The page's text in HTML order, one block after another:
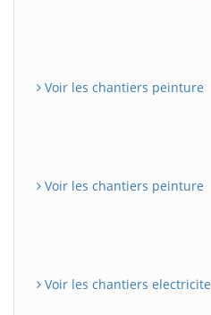
Voir les chantiers peinture
Voir les chantiers peinture
Voir les chantiers electricite